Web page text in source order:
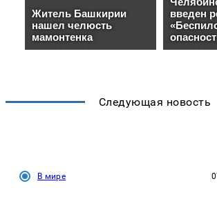
Следующая новость
В мире